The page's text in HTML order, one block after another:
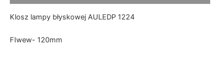
Klosz lampy błyskowej AULEDP 1224
FIwew- 120mm